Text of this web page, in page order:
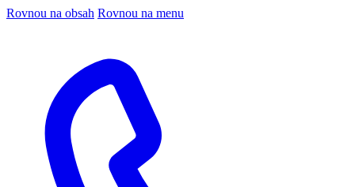
Rovnou na obsah Rovnou na menu